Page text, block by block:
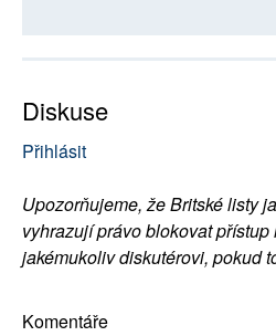
Diskuse
Přihlásit
Upozorňujeme, že Britské listy
vyhrazují právo blokovat
jakémukoliv diskutérovi, pokud
Komentáře